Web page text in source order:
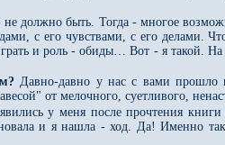
должно быть. Тогда - многое
с его чувствами, с его делами.
и роль - обиды… Вот - я
Давно-давно у нас с вами прошло
от мелочного, суетливого,
у меня после прочтения книги
и я нашла - ход. Да! Именно